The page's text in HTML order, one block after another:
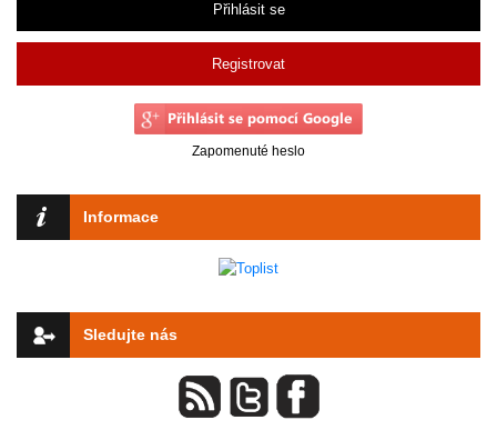
Přihlásit se
Registrovat
Zapomenuté heslo
Informace
Sledujte nás